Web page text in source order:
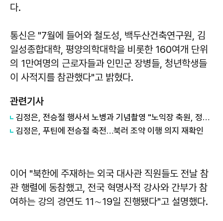
다.
통신은 "7월에 들어와 철도성, 백두산건축연구원, 김
일성종합대학, 평양의학대학을 비롯한 160여개 단위
의 1만여명의 근로자들과 인민군 장병들, 청년학생들
이 사적지를 참관했다"고 밝혔다.
관련기사
김정은, 전승절 행사서 노병과 기념촬영 "노익장 축원, 정신적 기둥"
김정은, 푸틴에 전승절 축전…북러 조약 이행 의지 재확인
이어 "북한에 주재하는 외국 대사관 직원들도 전날 참
관 행렬에 동참했고, 전국 혁명사적 강사와 간부가 참
여하는 강의 경연도 11∼19일 진행됐다"고 설명했다.